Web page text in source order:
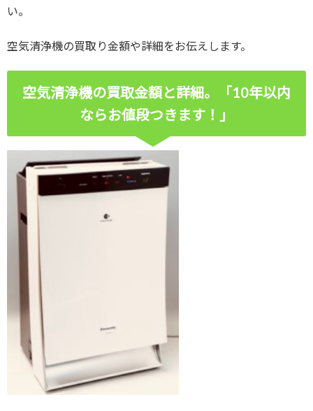
い。
空気清浄機の買取り金額や詳細をお伝えします。
空気清浄機の買取金額と詳細。「10年以内
ならお値段つきます！」